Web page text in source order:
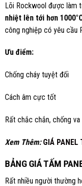
Lõi Rockwool được làm
nhiệt lên tới hơn
công nghiệp có yêu cầu
Ưu điểm:
Chống cháy tuyệt đối
Cách âm cực tốt
Rất chắc chắn, chống va
Xem Thêm:GIÁ PANEL
BẢNG GIÁ TẤM
Rất nhiều người thường